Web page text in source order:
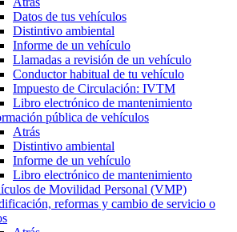
Datos de tus vehículos
Distintivo ambiental
Informe de un vehículo
Llamadas a revisión de un vehículo
Conductor habitual de tu vehículo
Impuesto de Circulación: IVTM
Libro electrónico de mantenimiento
pública de vehículos
Atrás
Distintivo ambiental
Informe de un vehículo
Libro electrónico de mantenimiento
de Movilidad Personal (VMP)
reformas y cambio de servicio o